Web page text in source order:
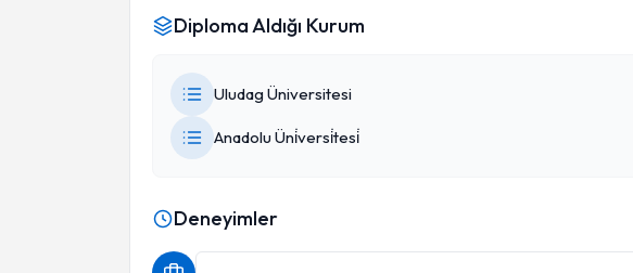
Diploma Aldığı Kurum
Uludag Üniversitesi
Anadolu Üni̇versi̇tesi̇
Deneyimler